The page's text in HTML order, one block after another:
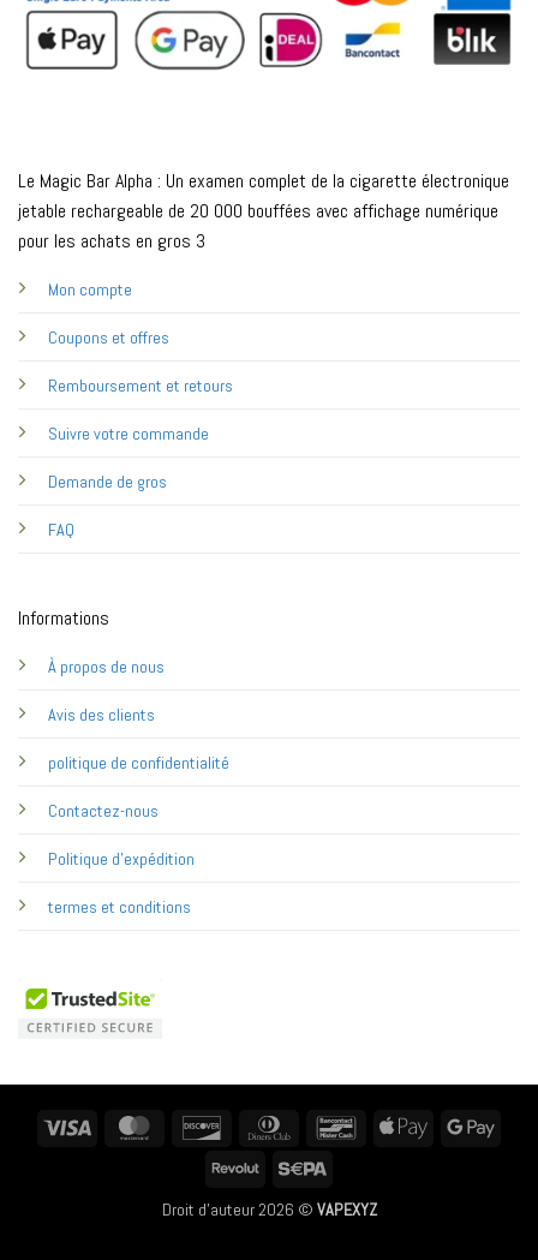
Le Magic Bar Alpha : Un examen complet de la cigarette électronique
jetable rechargeable de 20 000 bouffées avec affichage numérique
pour les achats en gros 3
Mon compte
Coupons et offres
Remboursement et retours
Suivre votre commande
Demande de gros
FAQ
Informations
À propos de nous
Avis des clients
politique de confidentialité
Contactez-nous
Politique d'expédition
termes et conditions
MasterCard Discover
Dinners
BancontactApple
Revolut
Droit d'auteur 2026 © VAPEXYZ